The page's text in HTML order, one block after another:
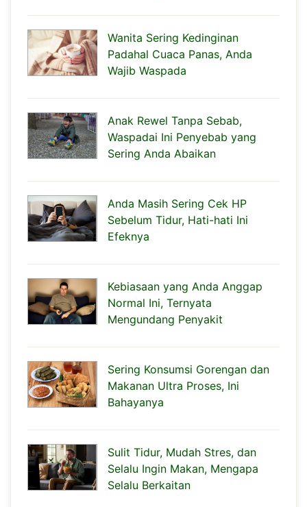
Wanita Sering Kedinginan
Padahal Cuaca Panas, Anda
Wajib Waspada
Anak Rewel Tanpa Sebab,
Waspadai Ini Penyebab yang
Sering Anda Abaikan
Anda Masih Sering Cek HP
Sebelum Tidur, Hati-hati Ini
Efeknya
Kebiasaan yang Anda Anggap
Normal Ini, Ternyata
Mengundang Penyakit
Sering Konsumsi Gorengan dan
Makanan Ultra Proses, Ini
Bahayanya
Sulit Tidur, Mudah Stres, dan
Selalu Ingin Makan, Mengapa
Selalu Berkaitan